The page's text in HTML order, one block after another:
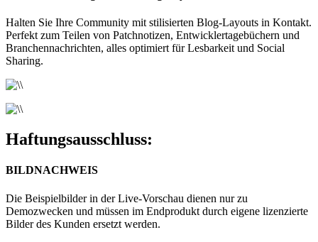
Halten Sie Ihre Community mit stilisierten Blog-Layouts in Kontakt.
Perfekt zum Teilen von Patchnotizen, Entwicklertagebüchern und
Branchennachrichten, alles optimiert für Lesbarkeit und Social
Sharing.
Haftungsausschluss:
BILDNACHWEIS
Die Beispielbilder in der Live-Vorschau dienen nur zu
Demozwecken und müssen im Endprodukt durch eigene lizenzierte
Bilder des Kunden ersetzt werden.